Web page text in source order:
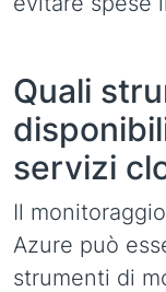
Quali
servizi
Il
Azure può
strumenti di